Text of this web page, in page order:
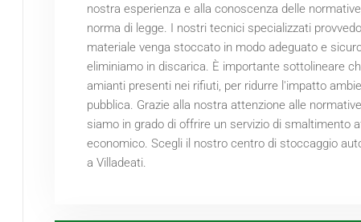
nostra esperienza e alla conoscenza delle
norma di legge. I nostri tecnici specializzati
materiale venga stoccato in modo adeguato e
eliminiamo in discarica. È importante sottolineare
amianti presenti nei rifiuti, per ridurre l'impatto
pubblica. Grazie alla nostra attenzione alle
siamo in grado di offrire un servizio di smaltimento
economico. Scegli il nostro centro di stoccaggio
a Villadeati.